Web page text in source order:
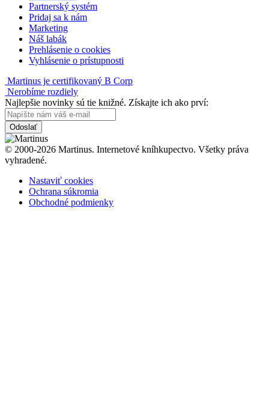
Partnerský systém
Pridaj sa k nám
Marketing
Náš labák
Prehlásenie o cookies
Vyhlásenie o prístupnosti
Martinus je certifikovaný B Corp
Nerobíme rozdiely
Najlepšie novinky sú tie knižné. Získajte ich ako prví:
Odoslať
© 2000-2026 Martinus. Internetové kníhkupectvo. Všetky práva
vyhradené.
Nastaviť cookies
Ochrana súkromia
Obchodné podmienky